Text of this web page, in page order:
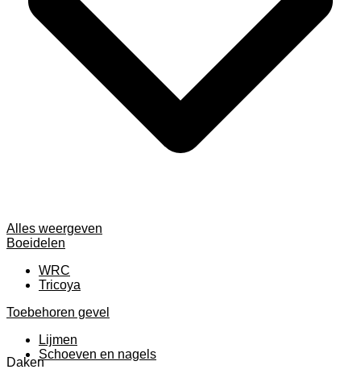
Alles weergeven
Boeidelen
WRC
Tricoya
Toebehoren gevel
Lijmen
Schoeven en nagels
Daken